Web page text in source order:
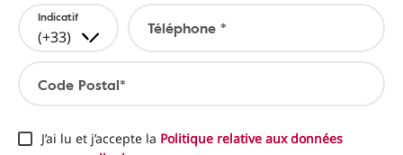
Indicatif
(+33) Téléphone *
Code Postal*
J’ai lu et j’accepte la Politique relative aux données